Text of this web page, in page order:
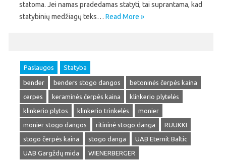
statoma. Jei namas pradedamas statyti, tai suprantama, kad
statybinių medžiagų teks… Read More »
Paslaugos Statyba
bender benders stogo dangos
betoninės čerpės kaina
cerpes
keraminės čerpės kaina
klinkerio plytelės
klinkerio plytos
klinkerio trinkelės
monier
monier stogo dangos
ritininė stogo danga
RUUKKI
stogo čerpės kaina
stogo danga
UAB Eternit Baltic
UAB Gargždų mida
WIENERBERGER